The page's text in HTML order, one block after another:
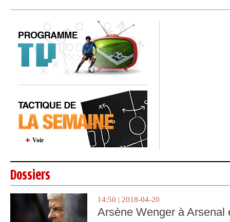
Voir
Dossiers
14:50 | 2018-04-20
Arsène Wenger à Arsenal